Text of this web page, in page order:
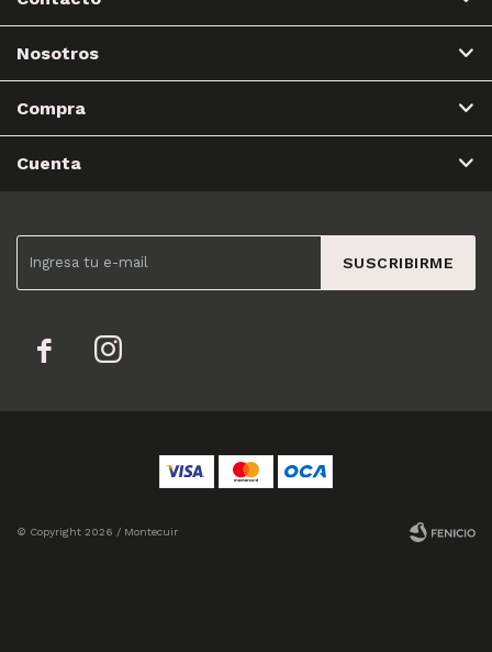
SUSCRIBIRME
 
Nosotros
Compra
Cuenta
© Copyright 2026 / Montecuir